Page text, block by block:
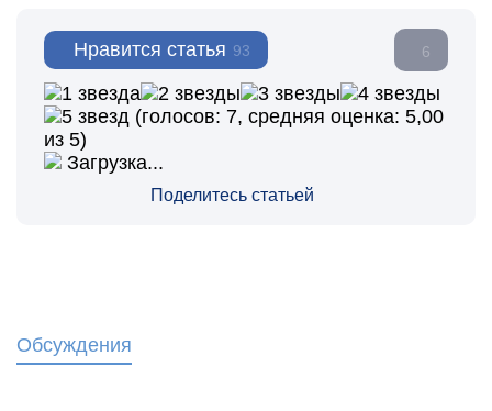
Нравится статья 93 6
Поделитесь статьей
(голосов: 7, средняя оценка: 5,00
из 5)
Загрузка...
Обсуждения